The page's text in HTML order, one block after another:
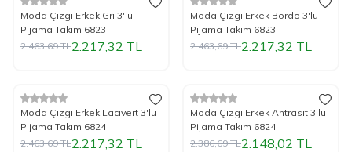
%10İndirim
Yeni
Moda Çizgi Erkek Gri 3'lü
Pijama Takım 6823
2.463,69TL2.217,32 TL
%10İndirim
Yeni
Moda Çizgi Erkek Bordo 3'lü
Pijama Takım 6823
2.463,69TL2.217,32 TL
%10İndirim
Yeni
Moda Çizgi Erkek Lacivert 3'lü
Pijama Takım 6824
2.463,69TL2.217,32 TL
%10İndirim
Yeni
Moda Çizgi Erkek Antrasit 3'lü
Pijama Takım 6824
2.386,69TL2.148,02 TL